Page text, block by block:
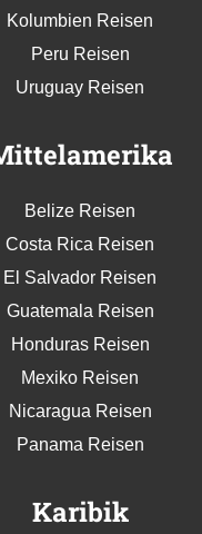
Kolumbien Reisen
Peru Reisen
Uruguay Reisen
Belize Reisen
Costa Rica Reisen
El Salvador Reisen
Guatemala Reisen
Honduras Reisen
Mexiko Reisen
Nicaragua Reisen
Panama Reisen
Karibik